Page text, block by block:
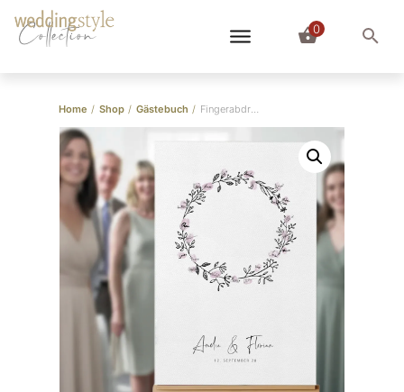
Collection 0
Home / Shop / Gästebuch / Fingerabdruck Bild “Kranz”